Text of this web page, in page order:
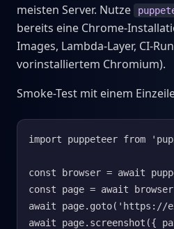
meisten Server. Nutze
bereits eine Chrome-
Images, Lambda-Layer, CI-
vorinstalliertem Chromium).
Smoke-Test mit einem
import puppeteer from
const browser = await
const page = await
await page.goto('https://
await page.screenshot({